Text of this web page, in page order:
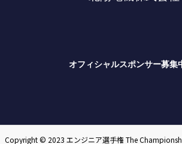
オフィシャルスポンサー募集
Copyright © 2023 エンジニア選手権 The